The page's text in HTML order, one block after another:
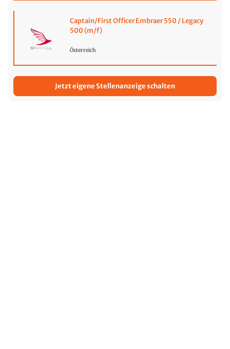
Captain/First Officer Embraer 550 / Legacy
500 (m/f)
Österreich
Jetzt eigene Stellenanzeige schalten